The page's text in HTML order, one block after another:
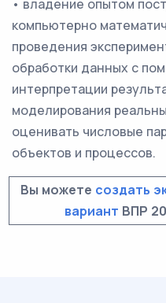
• владение опытом
компьютерно
проведения
обработки данных с
интерпретации
моделирования
оценивать числовые
объектов и процессов.
Вы можете создать
вариант ВПР